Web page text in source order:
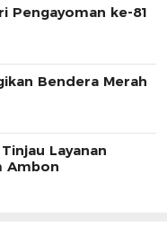
Pengayoman ke-81
Bendera Merah
Layanan
Ambon